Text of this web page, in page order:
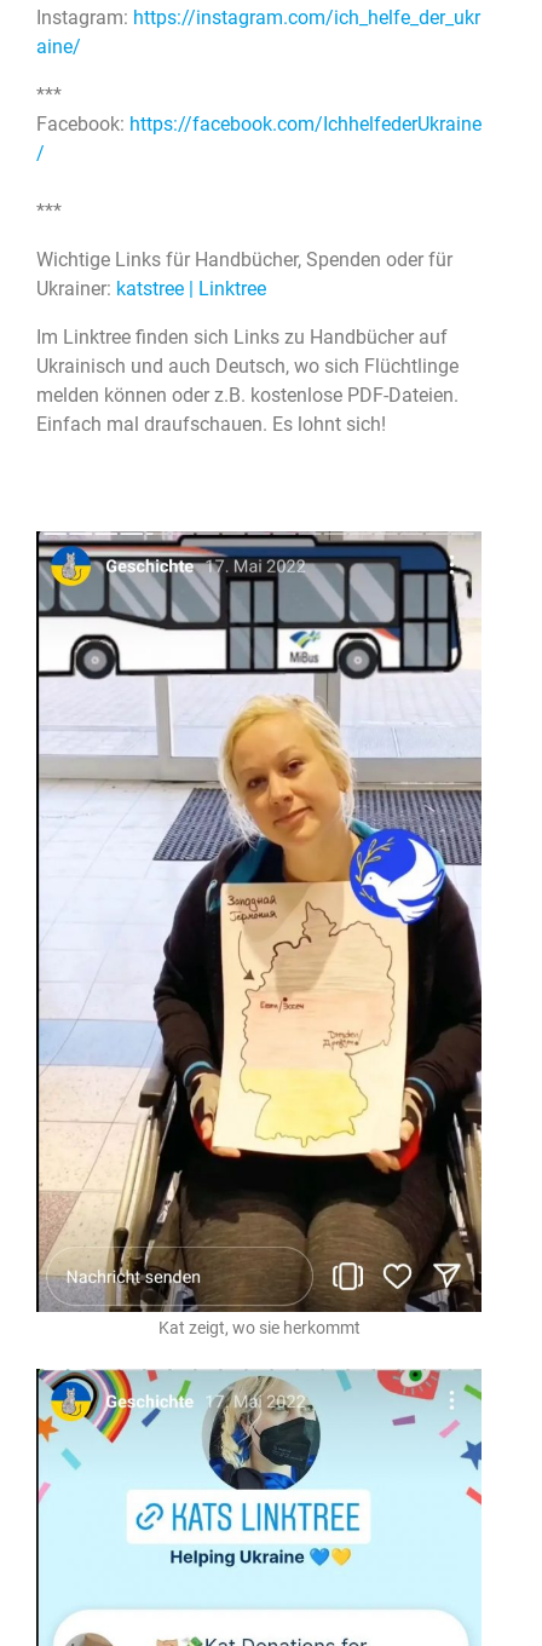
Instagram: https://instagram.com/ich_helfe_der_ukr
aine/
***
Facebook: https://facebook.com/IchhelfederUkraine
/
***
Wichtige Links für Handbücher, Spenden oder für
Ukrainer: katstree | Linktree
Im Linktree finden sich Links zu Handbücher auf
Ukrainisch und auch Deutsch, wo sich Flüchtlinge
melden können oder z.B. kostenlose PDF-Dateien.
Einfach mal draufschauen. Es lohnt sich!
Kat zeigt, wo sie herkommt